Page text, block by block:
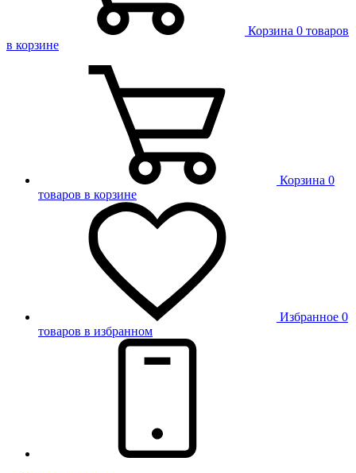
Корзина 0 товаров
в корзине
Корзина 0
товаров в корзине
Избранное 0
товаров в избранном